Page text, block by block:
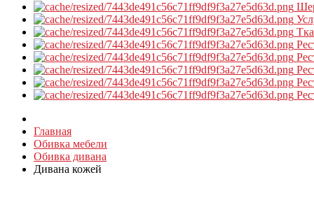
Главная
Обивка мебели
Обивка дивана
Дивана кожей